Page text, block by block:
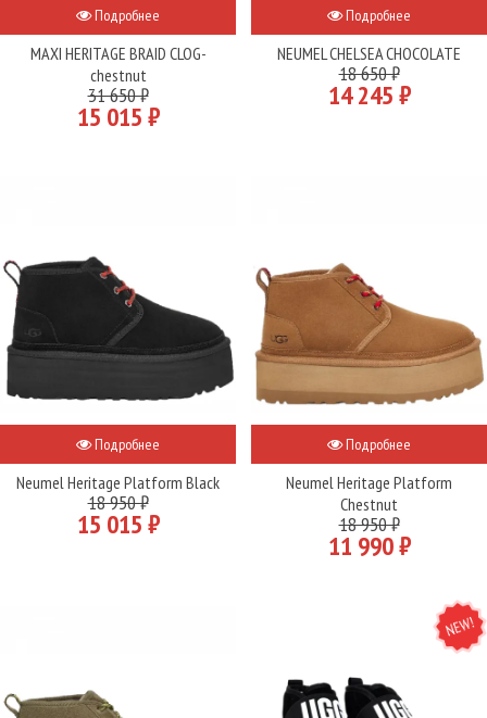
Подробнее
MAXI HERITAGE BRAID CLOG-
chestnut
31 650 ₽
15 015 ₽
Подробнее
NEUMEL CHELSEA CHOCOLATE
18 650 ₽
14 245 ₽
Подробнее
Neumel Heritage Platform Black
18 950 ₽
15 015 ₽
Подробнее
Neumel Heritage Platform
Chestnut
18 950 ₽
11 990 ₽
NEW